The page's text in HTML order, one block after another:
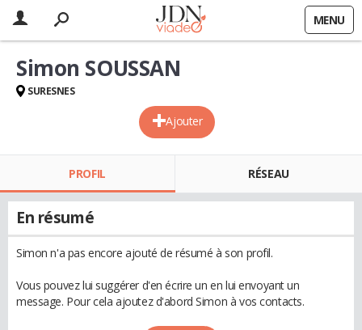
MENU
Ajouter
Simon SOUSSAN
SURESNES
PROFIL RÉSEAU
En résumé
Simon n'a pas encore ajouté de résumé à son profil.
Vous pouvez lui suggérer d'en écrire un en lui envoyant un
message. Pour cela ajoutez d'abord Simon à vos contacts.